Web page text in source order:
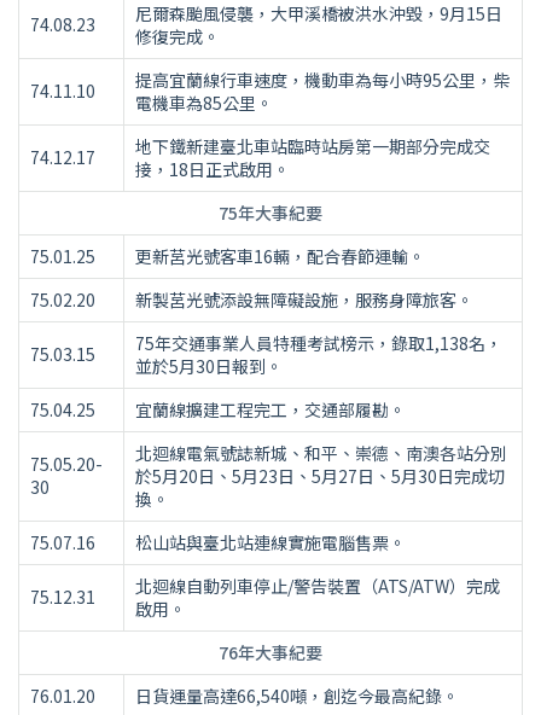
74.08.23
尼爾森颱風侵襲，大甲溪橋被洪水沖毀，9月15日
修復完成。
74.11.10
提高宜蘭線行車速度，機動車為每小時95公里，柴
電機車為85公里。
74.12.17
地下鐵新建臺北車站臨時站房第一期部分完成交
接，18日正式啟用。
75年大事紀要
75.01.25
更新莒光號客車16輛，配合春節運輸。
75.02.20
新製莒光號添設無障礙設施，服務身障旅客。
75.03.15
75年交通事業人員特種考試榜示，錄取1,138名，
並於5月30日報到。
75.04.25
宜蘭線擴建工程完工，交通部履勘。
75.05.20-
30
北迴線電氣號誌新城、和平、崇德、南澳各站分別
於5月20日、5月23日、5月27日、5月30日完成切
換。
75.07.16
松山站與臺北站連線實施電腦售票。
75.12.31
北迴線自動列車停止/警告裝置（ATS/ATW）完成
啟用。
76年大事紀要
76.01.20
日貨運量高達66,540噸，創迄今最高紀錄。